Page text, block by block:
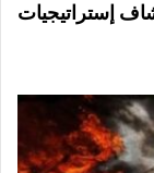
إستراتيجيات